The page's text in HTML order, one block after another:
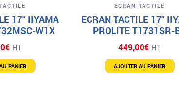
17″ IIYAMA
W1X
€ HT
PANIER
ECRAN TACTILE
ECRAN TACTILE 17″
PROLITE T1731SR-
449,00€ HT
AJOUTER AU PANIER